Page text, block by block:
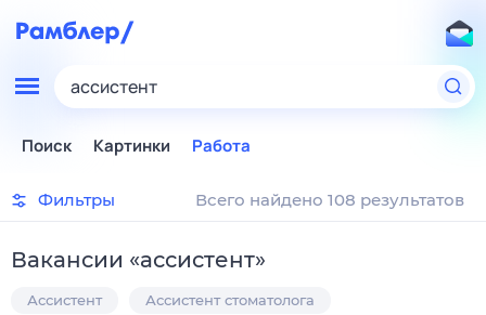
ассистент
Поиск Картинки Работа
Фильтры Всего найдено 108 результатов
Вакансии «ассистент»
Ассистент Ассистент стоматолога